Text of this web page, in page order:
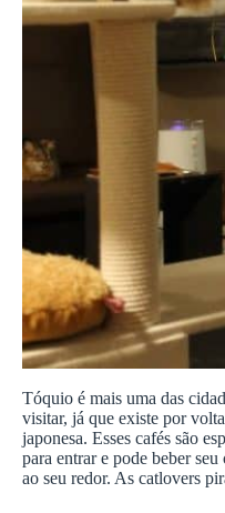
Tóquio é mais uma das
visitar, já que existe por
japonesa. Esses cafés são
para entrar e pode beber
ao seu redor. As catlovers